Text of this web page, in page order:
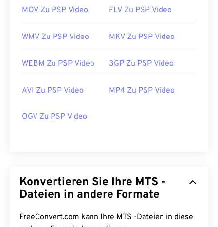
MOV Zu PSP Video FLV Zu PSP Video
WMV Zu PSP Video MKV Zu PSP Video
WEBM Zu PSP Video 3GP Zu PSP Video
AVI Zu PSP Video MP4 Zu PSP Video
OGV Zu PSP Video
Konvertieren Sie Ihre MTS -
Dateien in andere Formate
FreeConvert.com kann Ihre MTS -Dateien in diese